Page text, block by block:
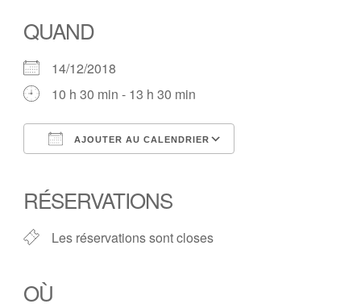
QUAND
14/12/2018
10 h 30 min - 13 h 30 min
AJOUTER AU CALENDRIER
RÉSERVATIONS
Les réservations sont closes
OÙ